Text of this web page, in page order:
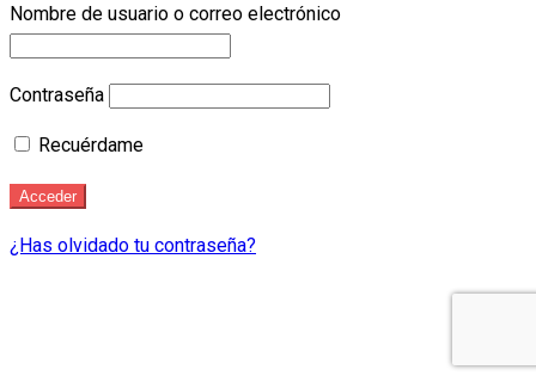
Nombre de usuario o correo electrónico
Contraseña
Recuérdame
¿Has olvidado tu contraseña?